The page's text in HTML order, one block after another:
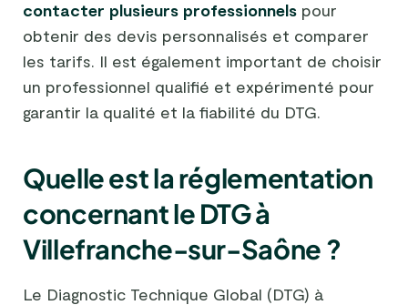
contacter plusieurs professionnels pour
obtenir des devis personnalisés et comparer
les tarifs. Il est également important de choisir
un professionnel qualifié et expérimenté pour
garantir la qualité et la fiabilité du DTG.
Quelle est la réglementation
concernant le DTG à
Villefranche-sur-Saône ?
Le Diagnostic Technique Global (DTG) à